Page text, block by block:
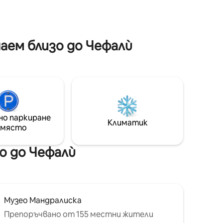
и
Dafne di Cefalù.
близо до Чефалù
паркиране
място
Климатик
до Чефалù
Музео Мандралиска
Препоръчвано от 155 местни жители